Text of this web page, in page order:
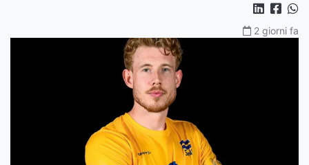
2 giorni fa